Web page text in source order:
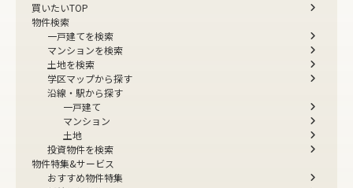
買いたいTOP
物件検索
一戸建てを検索
マンションを検索
土地を検索
学区マップから探す
沿線・駅から探す
一戸建て
マンション
土地
投資物件を検索
物件特集&サービス
おすすめ物件特集